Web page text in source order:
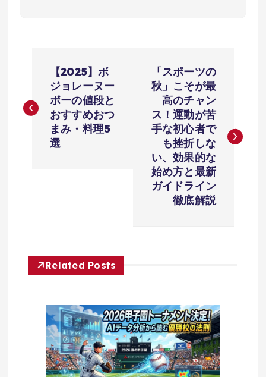
稿
シ
【2025】ボ
ジョレーヌー
ボーの値段と
おすすめおつ
まみ・料理5
選
「スポーツの
秋」こそが最
高のチャン
ス！運動が苦
手な初心者で
も挫折しな
い、効果的な
始め方と最新
ガイドライン
徹底解説
Related Posts